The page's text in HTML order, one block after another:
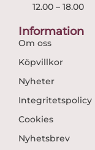
12.00 – 18.00
Information
Om oss
Köpvillkor
Nyheter
Integritetspolicy
Cookies
Nyhetsbrev